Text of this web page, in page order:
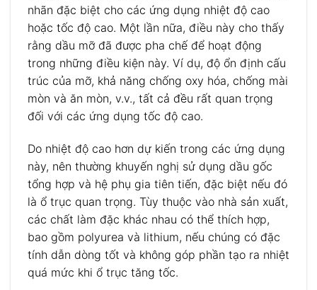
nhãn đặc biệt cho các ứng dụng nhiệt độ cao
hoặc tốc độ cao. Một lần nữa, điều này cho thấy
rằng dầu mỡ đã được pha chế để hoạt động
trong những điều kiện này. Ví dụ, độ ổn định cấu
trúc của mỡ, khả năng chống oxy hóa, chống mài
mòn và ăn mòn, v.v., tất cả đều rất quan trọng
đối với các ứng dụng tốc độ cao.
Do nhiệt độ cao hơn dự kiến ​​trong các ứng dụng
này, nên thường khuyến nghị sử dụng dầu gốc
tổng hợp và hệ phụ gia tiên tiến, đặc biệt nếu đó
là ổ trục quan trọng. Tùy thuộc vào nhà sản xuất,
các chất làm đặc khác nhau có thể thích hợp,
bao gồm polyurea và lithium, nếu chúng có đặc
tính dẫn dòng tốt và không góp phần tạo ra nhiệt
quá mức khi ổ trục tăng tốc.